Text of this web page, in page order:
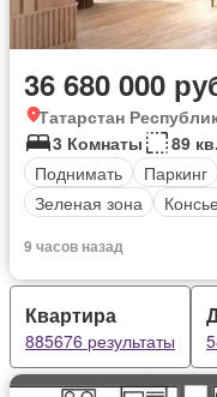
36 680 000
Татарстан
3 Комнаты
89
Поднимать
Паркинг
Зеленая зона
9 часов назад
Квартира
885676 результаты